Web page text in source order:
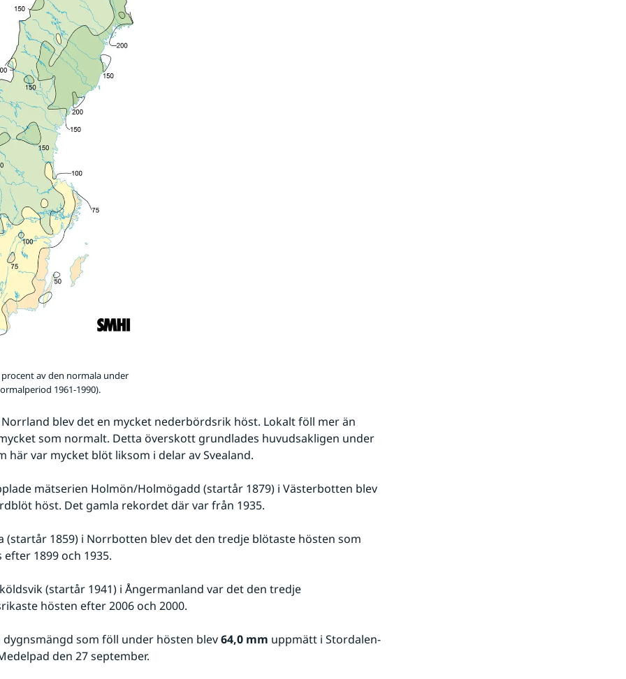
av den normala under
1961-1990).
blev det en mycket nederbördsrik höst. Lokalt föll mer än
som normalt. Detta överskott grundlades huvudsakligen under
här var mycket blöt liksom i delar av Svealand.
mätserien Holmön/Holmögadd (startår 1879) i Västerbotten blev
höst. Det gamla rekordet där var från 1935.
(startår 1859) i Norrbotten blev det den tredje blötaste hösten som
1899 och 1935.
(startår 1941) i Ångermanland var det den tredje
hösten efter 2006 och 2000.
dygnsmängd som föll under hösten blev 64,0 mm uppmätt i Stordalen-
den 27 september.